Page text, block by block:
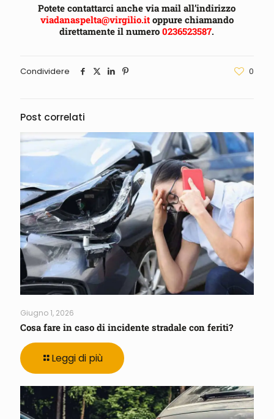
Potete contattarci anche via mail all’indirizzo
viadanaspelta@virgilio.it oppure chiamando
direttamente il numero0236523587.
Condividere 0
Post correlati
Giugno 1, 2026
Cosa fare in caso di incidente stradale con feriti?
Leggi di più